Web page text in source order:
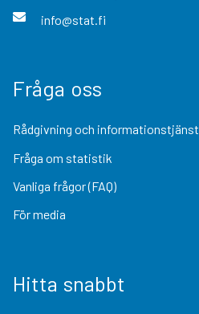
info@stat.fi
Fråga oss
Rådgivning och informationstjänst
Fråga om statistik
Vanliga frågor (FAQ)
För media
Hitta snabbt